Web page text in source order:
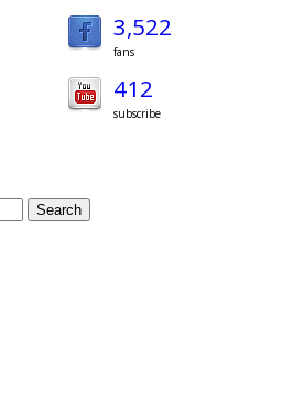
3,522
fans
412
subscribe